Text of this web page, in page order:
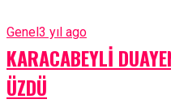
Genel3 yıl ago
KARACABEYLİ
ÜZDÜ